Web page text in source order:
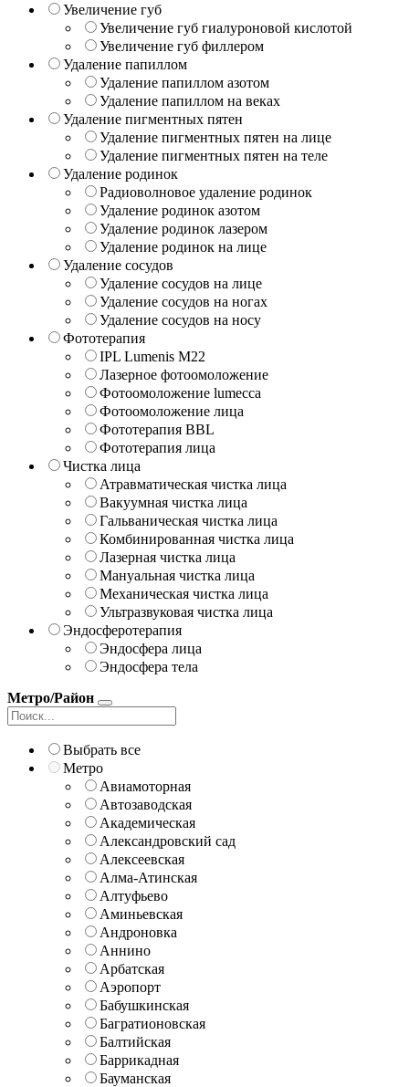
Увеличение губ
Увеличение губ гиалуроновой кислотой
Увеличение губ филлером
Удаление папиллом
Удаление папиллом азотом
Удаление папиллом на веках
Удаление пигментных пятен
Удаление пигментных пятен на лице
Удаление пигментных пятен на теле
Удаление родинок
Радиоволновое удаление родинок
Удаление родинок азотом
Удаление родинок лазером
Удаление родинок на лице
Удаление сосудов
Удаление сосудов на лице
Удаление сосудов на ногах
Удаление сосудов на носу
Фототерапия
IPL Lumenis M22
Лазерное фотоомоложение
Фотоомоложение lumecca
Фотоомоложение лица
Фототерапия BBL
Фототерапия лица
Чистка лица
Атравматическая чистка лица
Вакуумная чистка лица
Гальваническая чистка лица
Комбинированная чистка лица
Лазерная чистка лица
Мануальная чистка лица
Механическая чистка лица
Ультразвуковая чистка лица
Эндосферотерапия
Эндосфера лица
Эндосфера тела
Метро/Район
Выбрать все
Метро
Авиамоторная
Автозаводская
Академическая
Александровский сад
Алексеевская
Алма-Атинская
Алтуфьево
Аминьевская
Андроновка
Аннино
Арбатская
Аэропорт
Бабушкинская
Багратионовская
Балтийская
Баррикадная
Бауманская